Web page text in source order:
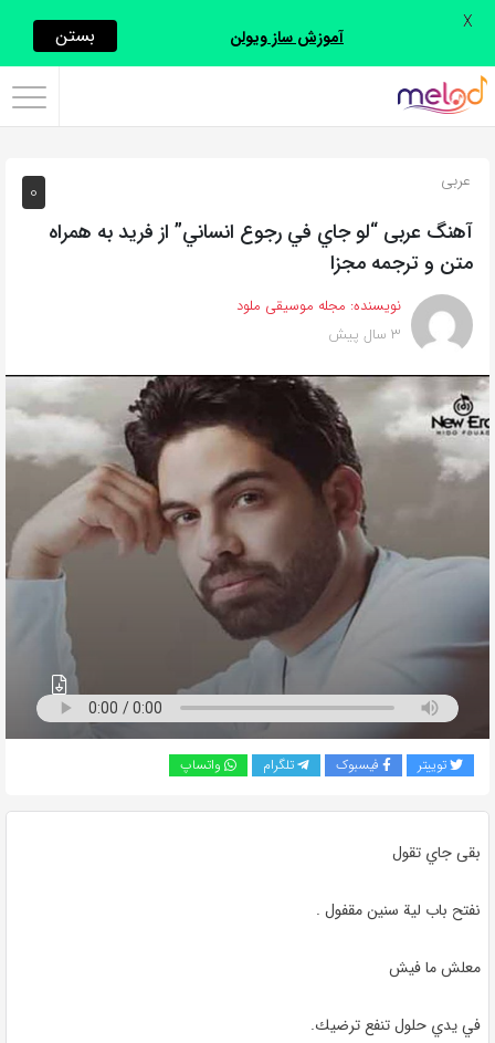
اشتراک
با
روش‌های
زیر
این
صفحه
را
با
دوستان
خود
بگذارید.
لینک
0 عربی
آهنگ عربی “لو جاي في رجوع انساني” از فريد به همراه
متن و ترجمه مجزا
نویسنده: مجله موسیقی ملود
3 سال پیش
توییتر فیسبوک تلگرام واتساپ
بقى جاي تقول
نفتح باب لية سنين مقفول .
معلش ما فيش
في يدي حلول تنفع ترضيك.
آموزش ساز ویولن بستن X